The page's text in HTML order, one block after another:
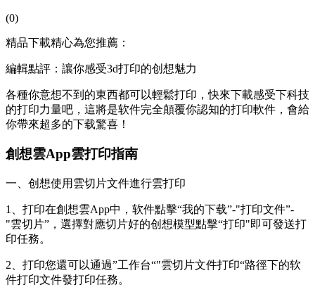
(0)
精品下載精心為您推薦：
編輯點評：讓你感受3d打印的创想魅力
各種你意想不到的東西都可以輕鬆打印，快來下載感受下科技
的打印力量吧，這將是软件完全顛覆你認知的打印軟件，會給
你帶來超多的下载驚喜！
創想雲App雲打印指南
一、创想使用雲切片文件進行雲打印
1、打印在創想雲App中，软件點擊“我的下载”-"打印文件”-
"雲切片”，選擇對應切片好的创想模型點擊“打印"即可發送打
印任務。
2、打印您還可以通過”工作台“"雲切片文件打印“路徑下的软
件打印文件發打印任務。